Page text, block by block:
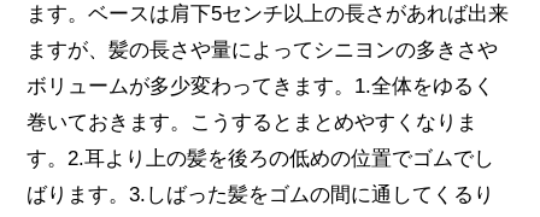
ます。ベースは肩下5センチ以上の長さがあれば出来
ますが、髪の長さや量によってシニヨンの多きさや
ボリュームが多少変わってきます。1.全体をゆるく
巻いておきます。こうするとまとめやすくなりま
す。2.耳より上の髪を後ろの低めの位置でゴムでし
ばります。3.しばった髪をゴムの間に通してくるり